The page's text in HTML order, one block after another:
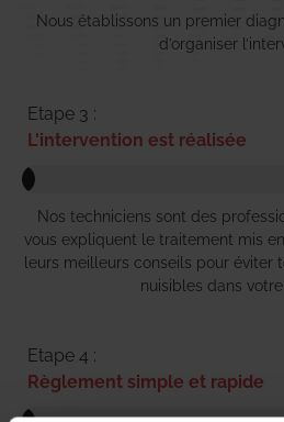
Nous établissons un premier
d’organiser
Etape 3 :
L'intervention est réalisée
Nos techniciens sont des
vous expliquent le traitement mis
leurs meilleurs conseils pour éviter
nuisibles dans
Etape 4 :
Règlement simple et rapide